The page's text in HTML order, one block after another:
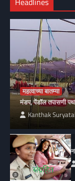
महत्वाच्या बातम्या
मंडप, पेंडॉल तपासणी
Kanthak